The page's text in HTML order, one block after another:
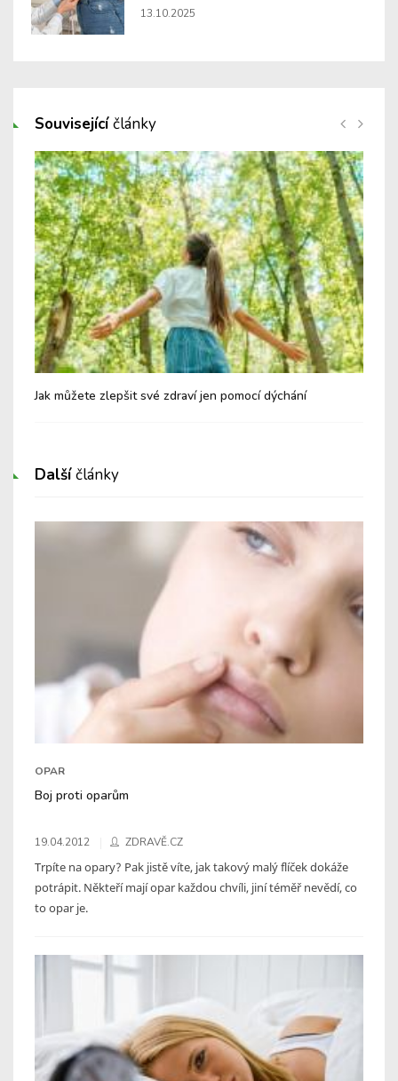
13.10.2025
Souvisejícíčlánky
Jak můžete zlepšit své zdraví jen pomocí dýchání
Dalšíčlánky
OPAR
Boj proti oparům
19.04.2012 ZDRAVĚ.CZ
Trpíte na opary? Pak jistě víte, jak takový malý flíček dokáže
potrápit. Někteří mají opar každou chvíli, jiní téměř nevědí, co
to opar je.